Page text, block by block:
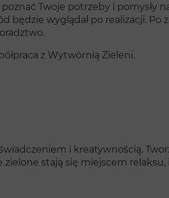
Twoje potrzeby i pomysły
będzie wyglądał po realizacji.
z Wytwórnią Zieleni.
i kreatywnością.
stają się miejscem